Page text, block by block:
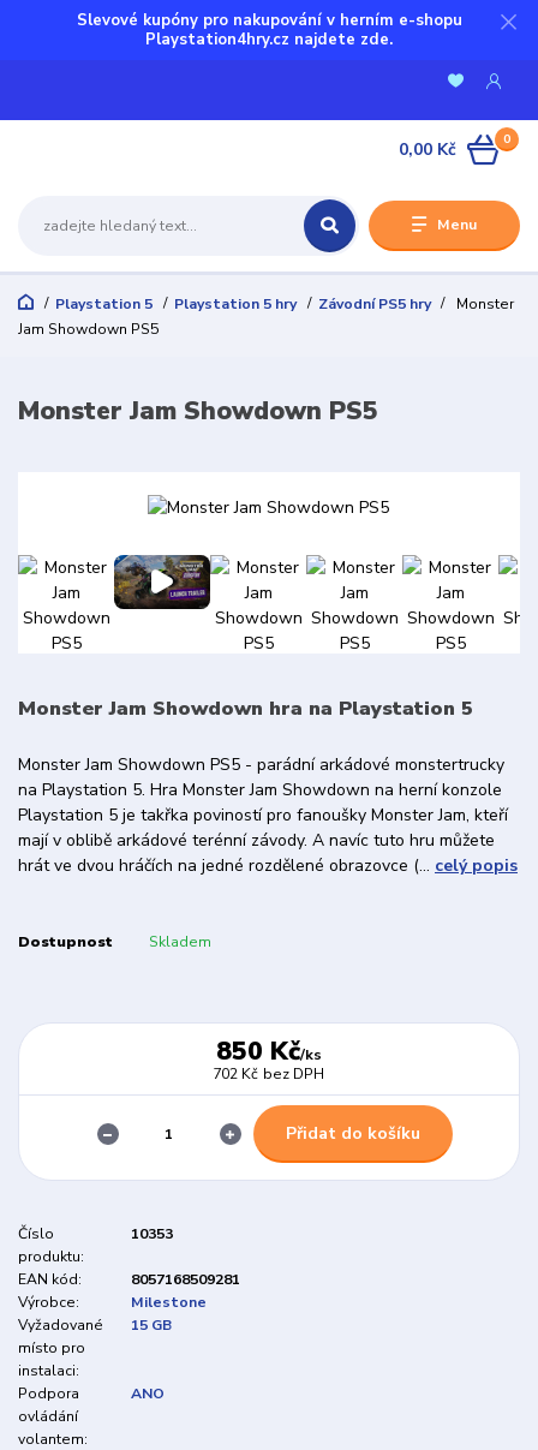
Slevové kupóny pro nakupování v herním e-shopu
Playstation4hry.cz najdete zde.
Menu
0
0,00 Kč
Playstation 5 Playstation 5 hry Závodní PS5 hry
Monster
Jam Showdown PS5
Monster Jam Showdown PS5
Monster Jam Showdown hra na Playstation 5
Monster Jam Showdown PS5 - parádní arkádové monstertrucky
na Playstation 5. Hra Monster Jam Showdown na herní konzole
Playstation 5 je takřka poviností pro fanoušky Monster Jam, kteří
mají v oblibě arkádové terénní závody. A navíc tuto hru můžete
hrát ve dvou hráčích na jedné rozdělené obrazovce (... celý popis
Dostupnost Skladem
850 Kč/ks
702 Kč bez DPH
Přidat do košíku
Číslo
produktu:
10353
EAN kód:
8057168509281
Výrobce:
Milestone
Vyžadované
místo pro
instalaci:
15 GB
Podpora
ovládání
volantem:
ANO